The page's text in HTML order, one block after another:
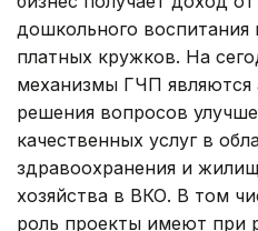
дошкольного воспитания
платных кружков. На
механизмы ГЧП являются
решения вопросов
качественных услуг в
здравоохранения и
хозяйства в ВКО. В том
роль проекты имеют при